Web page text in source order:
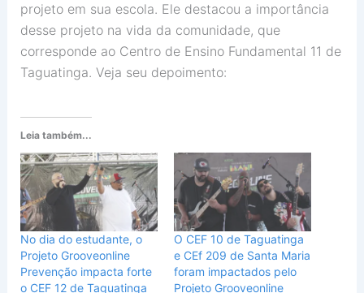
projeto em sua escola. Ele destacou a importância
desse projeto na vida da comunidade, que
corresponde ao Centro de Ensino Fundamental 11 de
Taguatinga. Veja seu depoimento:
Leia também...
No dia do estudante, o
Projeto Grooveonline
Prevenção impacta forte
o CEF 12 de Taguatinga
O CEF 10 de Taguatinga
e CEf 209 de Santa Maria
foram impactados pelo
Projeto Grooveonline